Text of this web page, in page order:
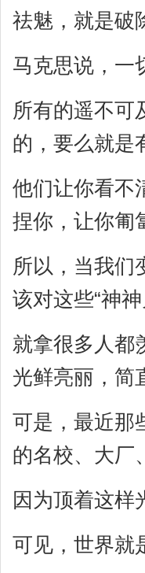
祛魅，就是破
马克思说，一
所有的遥不可
的，要么就是
他们让你看不
捏你，让你匍
所以，当我们
该对这些“神神
就拿很多人都
光鲜亮丽，简
可是，最近那
的名校、大厂
因为顶着这样
可见，世界就